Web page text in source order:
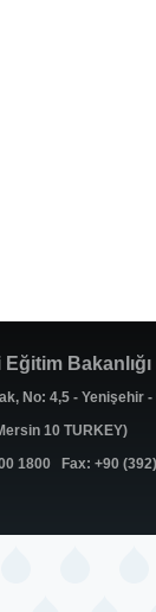
Eğitim Bakanlığı
No: 4,5 - Yenişehir
10 TURKEY)
1800 Fax: +90